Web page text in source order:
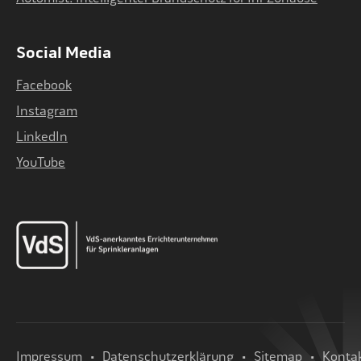
Social Media
Facebook
Instagram
LinkedIn
YouTube
Impressum Datenschutzerklärung Sitemap